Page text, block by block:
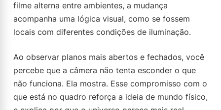
filme alterna entre ambientes, a mudança
acompanha uma lógica visual, como se fossem
locais com diferentes condições de iluminação.
Ao observar planos mais abertos e fechados, você
percebe que a câmera não tenta esconder o que
não funciona. Ela mostra. Esse compromisso com o
que está no quadro reforça a ideia de mundo físico,